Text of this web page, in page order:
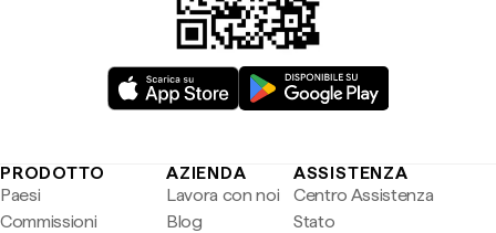
PRODOTTO
Paesi
Commissioni
AZIENDA
Lavora con noi
Blog
ASSISTENZA
Centro Assistenza
Stato